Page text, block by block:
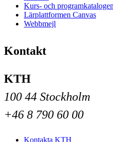
Kurs- och
Lärplattformen Canvas
Webbmejl
Kontakt
KTH
100 44 Stockholm
+46 8 790 60 00
Kontakta KTH